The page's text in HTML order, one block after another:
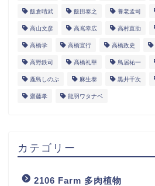
飯倉晴武 飯田泰之 養老孟司
高山文彦 高嶌幸広 高村直助
高橋学 高橋宣行 高橋政史
高野鉄司 髙橋礼華 鳥居祐一
鹿島しのぶ 麻生泰 黒井千次
齋藤孝 龍羽ワタナベ
カテゴリー
2106 Farm 多肉植物